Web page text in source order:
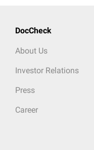
DocCheck
About Us
Investor Relations
Press
Career